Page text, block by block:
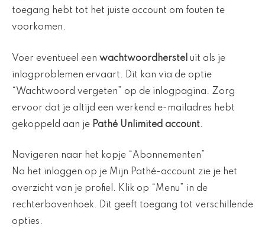
toegang hebt tot het juiste account om fouten te
voorkomen.
Voer eventueel een wachtwoordherstel uit als je
inlogproblemen ervaart. Dit kan via de optie
“Wachtwoord vergeten” op de inlogpagina. Zorg
ervoor dat je altijd een werkend e-mailadres hebt
gekoppeld aan je Pathé Unlimited account.
Navigeren naar het kopje “Abonnementen”
Na het inloggen op je Mijn Pathé-account zie je het
overzicht van je profiel. Klik op “Menu” in de
rechterbovenhoek. Dit geeft toegang tot verschillende
opties.